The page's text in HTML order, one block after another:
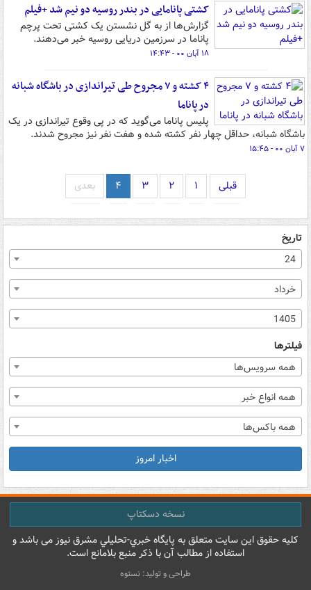
کشتی پانامایی در بندر روسیه دو نیم شد +فیلم
گزارش‌ها از به گل نشستن یک کشتی تحت پرچم
پاناما در سرزمین دریایی روسیه خبر می‌دهند.
۱۸ آبان ۰۰ - ۱۴:۴۳
۴ کشته و ۷ مجروح طی تیراندازی در باشگاه شبانه
در پاناما
پلیس پاناما می‌گوید که در پی وقوع تیراندازی در یک
باشگاه شبانه، حداقل چهار نفر کشته شده و هفت نفر نیز مجروح شدند.
۷ آبان ۰۰ - ۱۵:۴۵
قبلی ۱ ۲ ۳ ۴ بعدی
تاریخ
24
خرداد
1405
فیلترها
همه سرویس‌ها
همه انواع خبر
همه باکس‌ها
اخبار امروز
نسخه دسکتاپ
کليه حقوق اين سايت متعلق به پایگاه خبري-تحليلي مشرق نيوز می باشد و
استفاده از مطالب آن با ذکر منبع بلامانع است.
طراحی و تولید: نستوه